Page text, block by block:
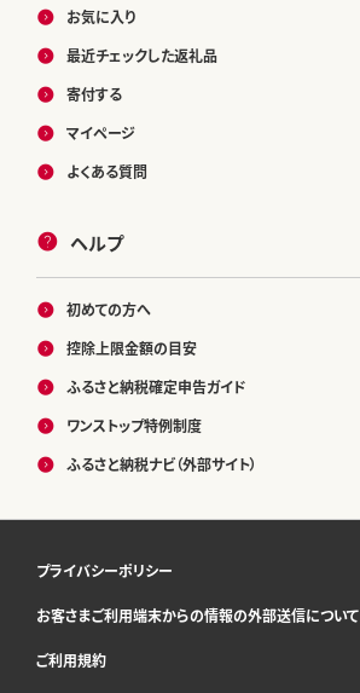
お気に入り
最近チェックした返礼品
寄付する
マイページ
よくある質問
ヘルプ
初めての方へ
控除上限金額の目安
ふるさと納税確定申告ガイド
ワンストップ特例制度
ふるさと納税ナビ（外部サイト）
プライバシーポリシー
お客さまご利用端末からの情報の外部送信について
ご利用規約